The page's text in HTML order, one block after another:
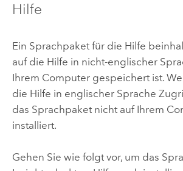
Hilfe
Ein Sprachpaket für die Hilfe
auf die Hilfe in nicht-englischer
Ihrem Computer gespeichert ist.
die Hilfe in englischer Sprache
das Sprachpaket nicht auf Ihrem
installiert.
Gehen Sie wie folgt vor, um das